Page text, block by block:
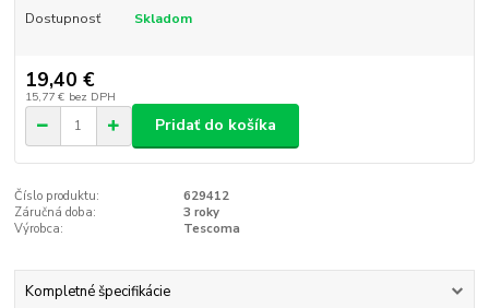
Dostupnosť Skladom
19,40 €
15,77 € bez DPH
Pridať do košíka
Číslo produktu:
629412
Záručná doba:
3 roky
Výrobca:
Tescoma
Kompletné špecifikácie